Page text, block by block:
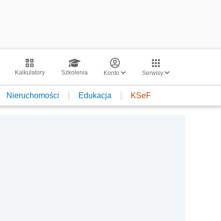
Kalkulatory Szkolenia Konto Serwisy
Nieruchomości Edukacja KSeF